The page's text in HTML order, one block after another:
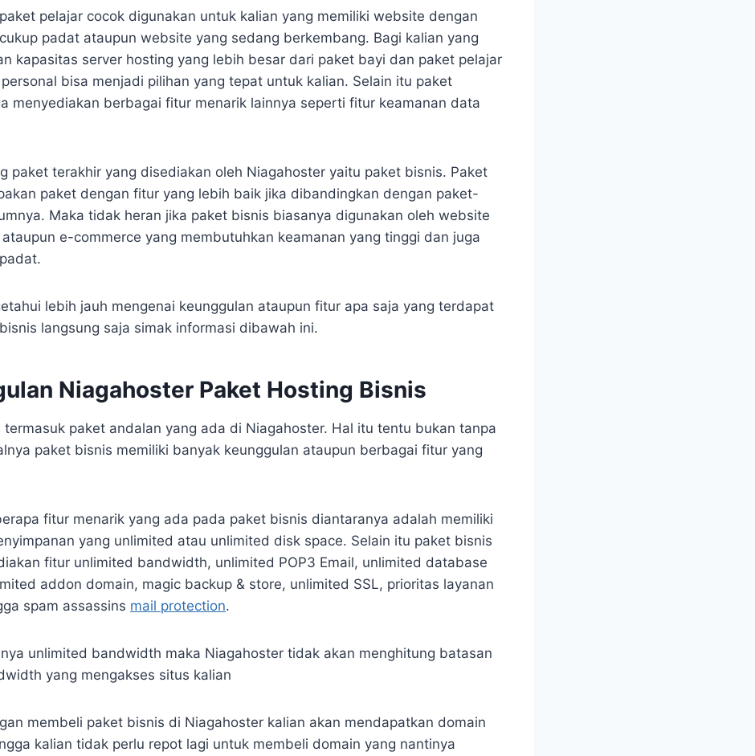
pelajar cocok digunakan untuk kalian yang memiliki website dengan
padat ataupun website yang sedang berkembang. Bagi kalian yang
kapasitas server hosting yang lebih besar dari paket bayi dan paket pelajar
bisa menjadi pilihan yang tepat untuk kalian. Selain itu paket
menyediakan berbagai fitur menarik lainnya seperti fitur keamanan data
paket terakhir yang disediakan oleh Niagahoster yaitu paket bisnis. Paket
paket dengan fitur yang lebih baik jika dibandingkan dengan paket-
Maka tidak heran jika paket bisnis biasanya digunakan oleh website
e-commerce yang membutuhkan keamanan yang tinggi dan juga
lebih jauh mengenai keunggulan ataupun fitur apa saja yang terdapat
langsung saja simak informasi dibawah ini.
Niagahoster Paket Hosting Bisnis
termasuk paket andalan yang ada di Niagahoster. Hal itu tentu bukan tanpa
paket bisnis memiliki banyak keunggulan ataupun berbagai fitur yang
fitur menarik yang ada pada paket bisnis diantaranya adalah memiliki
yang unlimited atau unlimited disk space. Selain itu paket bisnis
fitur unlimited bandwidth, unlimited POP3 Email, unlimited database
addon domain, magic backup & store, unlimited SSL, prioritas layanan
spam assassins mail protection.
unlimited bandwidth maka Niagahoster tidak akan menghitung batasan
yang mengakses situs kalian
membeli paket bisnis di Niagahoster kalian akan mendapatkan domain
kalian tidak perlu repot lagi untuk membeli domain yang nantinya